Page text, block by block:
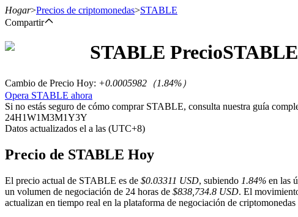
Futuros del USDT
Futuros que utilizan USDT como garantía
Hogar>Precios de criptomonedas>STABLE
Compartir
STABLE PrecioSTABLE
Cambio de Precio Hoy: +0.0005982 （1.84%）
Opera STABLE ahora
Si no estás seguro de cómo comprar STABLE, consulta nuestra guía
24H1W1M3M1Y3Y
Datos actualizados el a las (UTC+8)
Precio de STABLE Hoy
El precio actual de STABLE es de $0.03311 USD, subiendo 1.84% en las
un volumen de negociación de 24 horas de $838,734.8 USD. El
actualizan en tiempo real en la plataforma de negociación de